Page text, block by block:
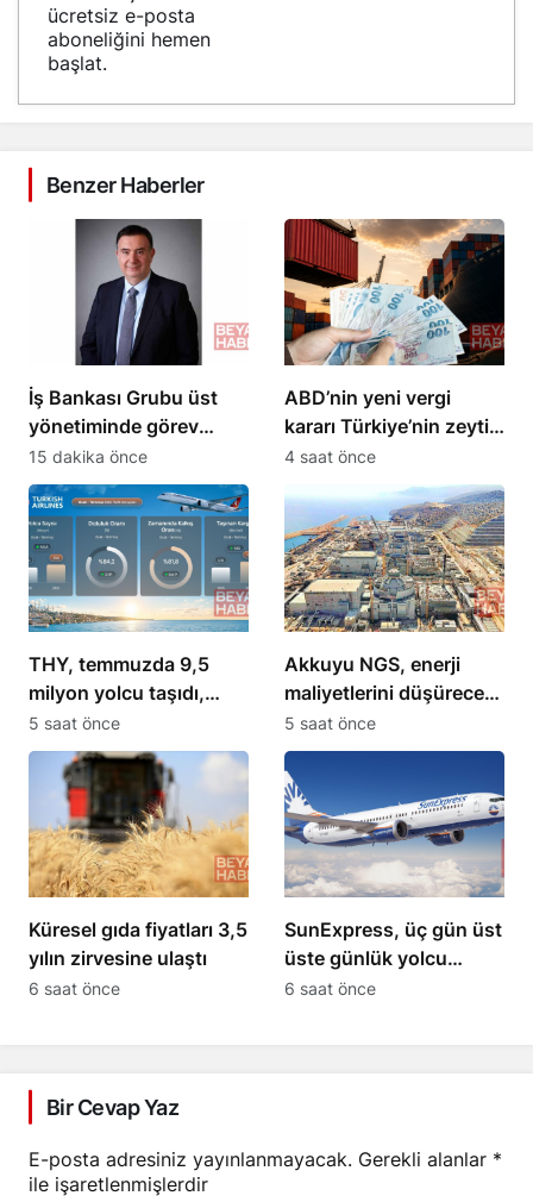
ücretsiz e-posta
aboneliğini hemen
başlat.
Benzer Haberler
İş Bankası Grubu üst
yönetiminde görev
değişikliği gerçekleşti
15 dakika önce
ABD’nin yeni vergi
kararı Türkiye’nin zeytin
ihracatını etkiledi
4 saat önce
THY, temmuzda 9,5
milyon yolcu taşıdı,
filosu 563 uçağa
yükseldi
5 saat önce
Akkuyu NGS, enerji
maliyetlerini düşürecek
açıklaması yapıldı
5 saat önce
Küresel gıda fiyatları 3,5
yılın zirvesine ulaştı
6 saat önce
SunExpress, üç gün üst
üste günlük yolcu
sayısını 71 bini aştı
6 saat önce
Bir Cevap Yaz
E-posta adresiniz yayınlanmayacak. Gerekli alanlar *
ile işaretlenmişlerdir